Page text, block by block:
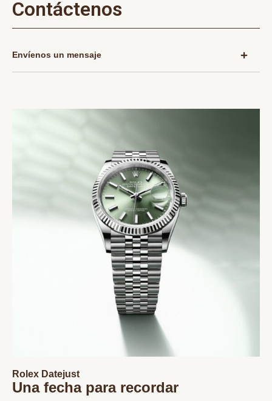
Contáctenos
Envíenos un mensaje
Rolex Datejust
Una fecha para recordar